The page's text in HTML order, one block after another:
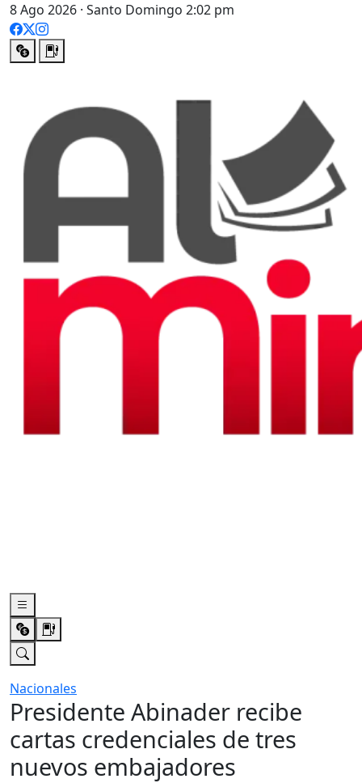
8 Ago 2026 · Santo Domingo 2:02 pm
Nacionales
Presidente Abinader recibe
cartas credenciales de tres
nuevos embajadores